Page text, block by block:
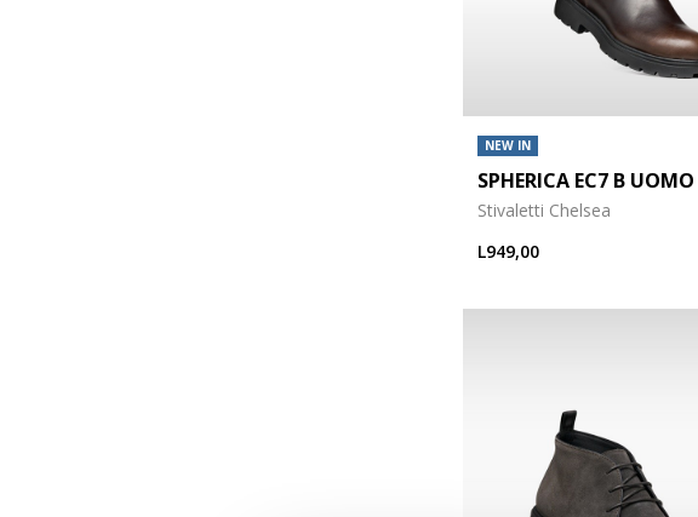
NEW IN
SPHERICA EC7 B UOMO
Stivaletti Chelsea
L949,00